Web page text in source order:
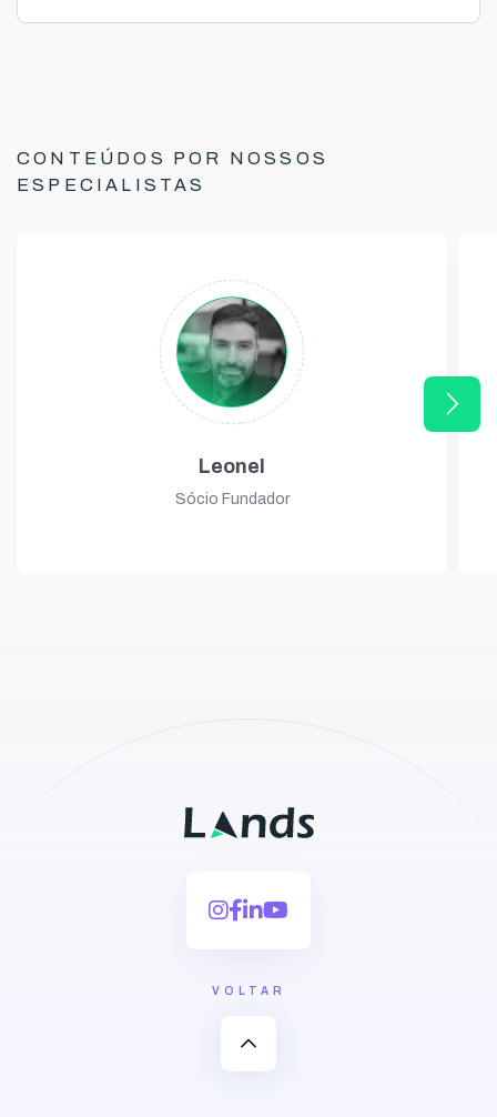
CONTEÚDOS POR NOSSOS
ESPECIALISTAS
Leonel
Sócio Fundador
arrow_forward_ios
VOLTAR
expand_less